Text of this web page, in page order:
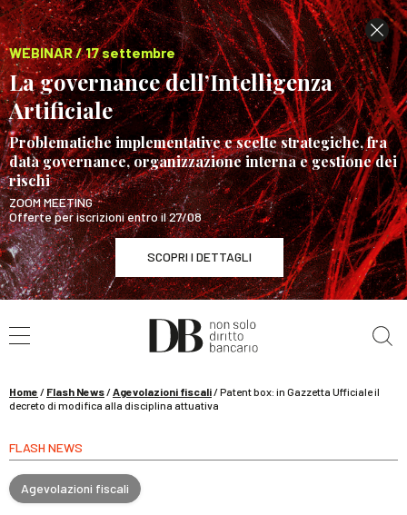
WEBINAR / 17 settembre
La governance dell’Intelligenza
Artificiale
Problematiche implementative e scelte strategiche, fra
data governance, organizzazione interna e gestione dei
rischi
ZOOM MEETING
Offerte per iscrizioni entro il 27/08
SCOPRI I DETTAGLI
WEBINAR / 17 settembre
La governance dell’Intelligenza Artificiale
Home / Flash News/Agevolazioni fiscali/Patent box: in Gazzetta Ufficiale il
decreto di modifica alla disciplina attuativa
FLASH NEWS
Agevolazioni fiscali